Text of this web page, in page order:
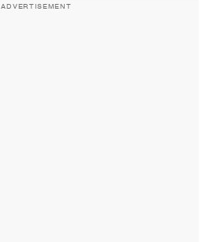
ADVERTISEMENT